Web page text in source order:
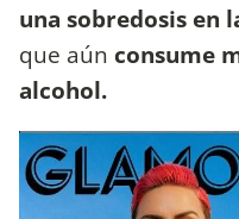
una sobredosis en
que aún consume
alcohol.